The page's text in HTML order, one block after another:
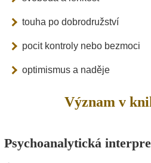
touha po dobrodružství
pocit kontroly nebo bezmoci
optimismus a naděje
Význam v
Psychoanalytická